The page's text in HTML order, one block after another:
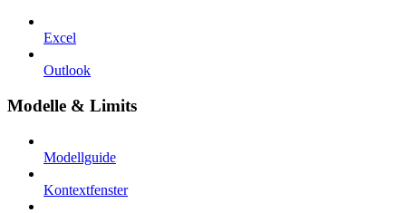
Excel
Outlook
Modelle & Limits
Modellguide
Kontextfenster